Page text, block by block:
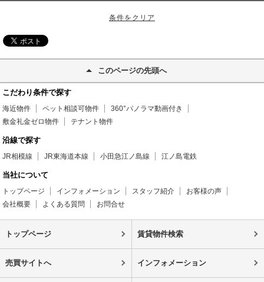
このページの先頭へ
こだわり条件で探す
海近物件 ペット相談可物件
360°パノラマ動画付き
敷金礼金ゼロ物件
テナント物件
沿線で探す
JR相模線 JR東海道本線 小田急江ノ島線 江ノ島電鉄
当社について
トップページ インフォメーション スタッフ紹介
お客様の声
会社概要
よくある質問 お問合せ
トップページ 賃貸物件検索
売買サイトへ インフォメーション